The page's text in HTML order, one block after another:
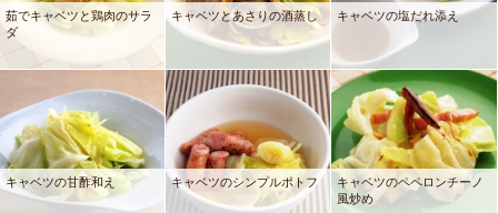
茹でキャベツと鶏肉のサラ
ダ
キャベツとあさりの酒蒸し キャベツの塩だれ添え
キャベツの甘酢和え キャベツのシンプルポトフ
キャベツのペペロンチーノ
風炒め